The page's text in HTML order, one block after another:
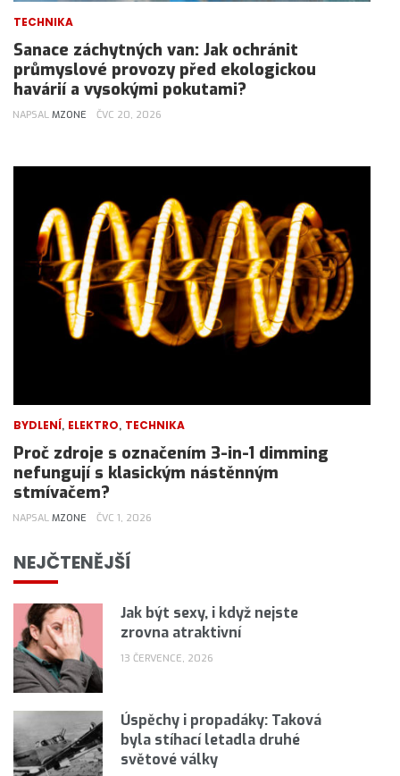
TECHNIKA
Sanace záchytných van: Jak ochránit
průmyslové provozy před ekologickou
havárií a vysokými pokutami?
NAPSAL MZONE ČVC 20, 2026
BYDLENÍ, ELEKTRO, TECHNIKA
Proč zdroje s označením 3-in-1 dimming
nefungují s klasickým nástěnným
stmívačem?
NAPSAL MZONE ČVC 1, 2026
NEJČTENĚJŠÍ
Jak být sexy, i když nejste
zrovna atraktivní
13 ČERVENCE, 2026
Úspěchy i propadáky: Taková
byla stíhací letadla druhé
světové války